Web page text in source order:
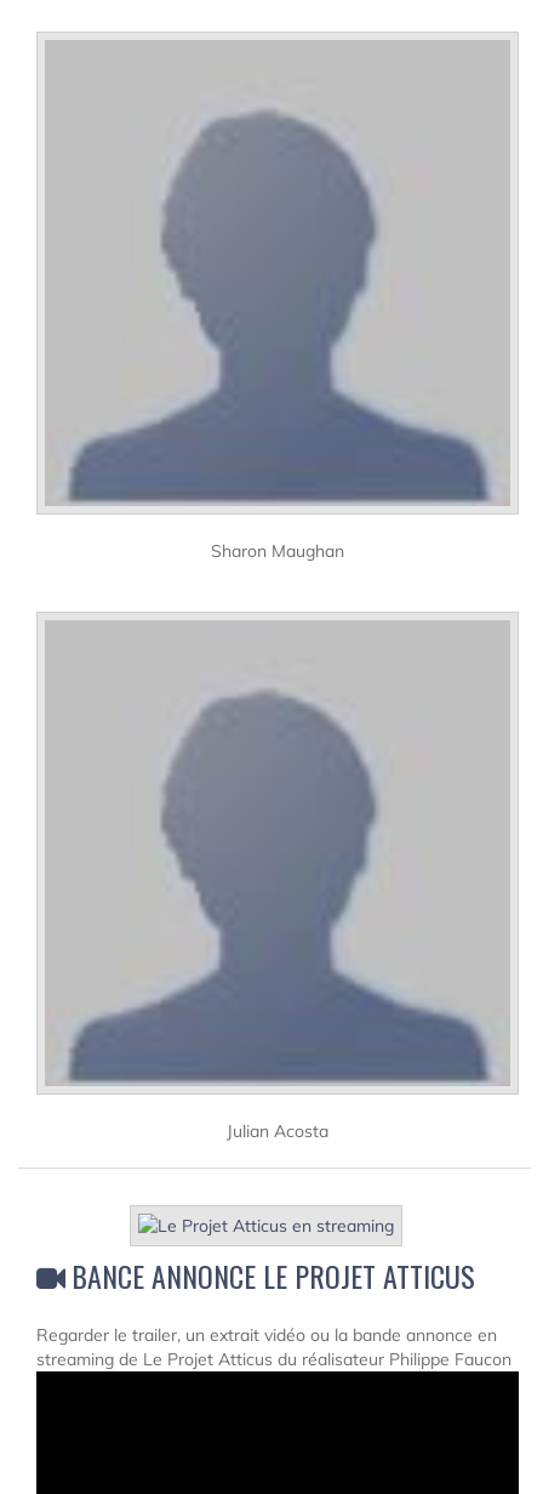
Sharon Maughan
Julian Acosta
BANCE ANNONCE LE PROJET ATTICUS
Regarder le trailer, un extrait vidéo ou la bande annonce en
streaming de Le Projet Atticus du réalisateur Philippe Faucon